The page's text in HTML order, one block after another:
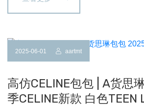
2025-06-01 aartmt
高仿CELINE包包 | A货思
季CELINE新款 白色TEEN